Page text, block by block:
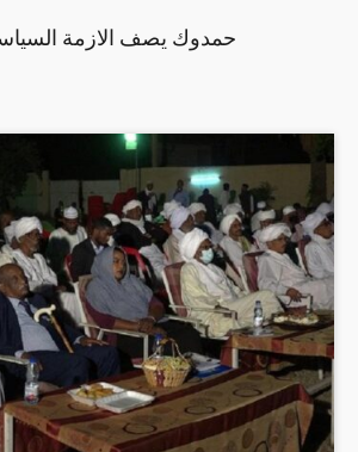
حمدوك يصف الازمة